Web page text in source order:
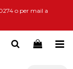
o per mail a